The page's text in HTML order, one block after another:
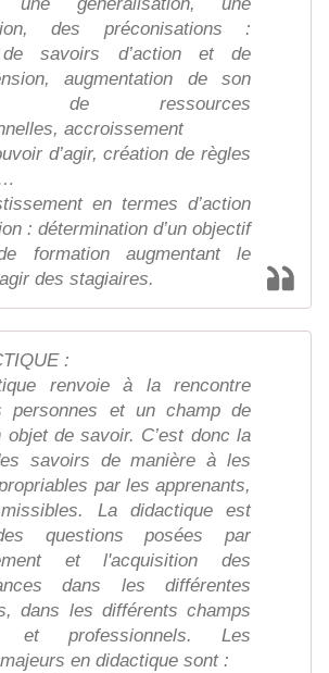
des préconisations :
de savoirs d’action et de
augmentation de son
de ressources
accroissement
d’agir, création de règles
en termes d’action
: détermination d’un objectif
formation augmentant le
des stagiaires.
:
renvoie à la rencontre
personnes et un champ de
objet de savoir. C’est donc la
savoirs de manière à les
par les apprenants,
La didactique est
questions posées par
et l'acquisition des
dans les différentes
dans les différents champs
et professionnels. Les
en didactique sont :